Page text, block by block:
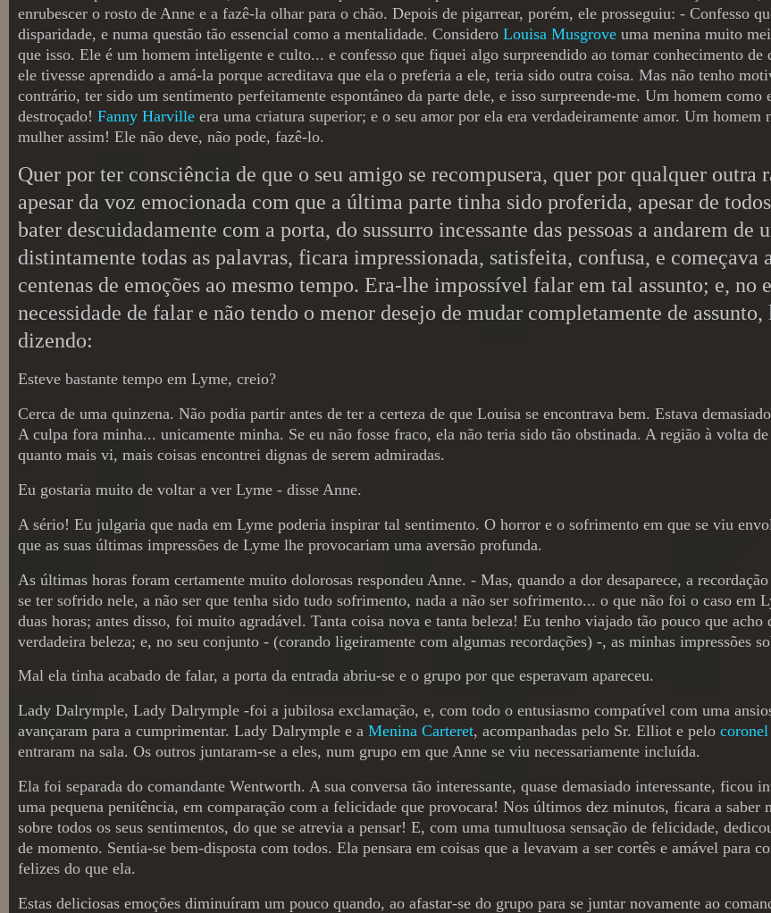
enrubescer o rosto de Anne e a fazê-la olhar para o chão. Depois de pigarrear, porém, ele prosseguiu: - Confesso
disparidade, e numa questão tão essencial como a mentalidade. Considero Louisa Musgrove uma menina muito
que isso. Ele é um homem inteligente e culto... e confesso que fiquei algo surpreendido ao tomar conhecimento de
ele tivesse aprendido a amá-la porque acreditava que ela o preferia a ele, teria sido outra coisa. Mas não tenho
contrário, ter sido um sentimento perfeitamente espontâneo da parte dele, e isso surpreende-me. Um homem
destroçado! Fanny Harville era uma criatura superior; e o seu amor por ela era verdadeiramente amor. Um
mulher assim! Ele não deve, não pode, fazê-lo.
Quer por ter consciência de que o seu amigo se recompusera, quer por qualquer outra
apesar da voz emocionada com que a última parte tinha sido proferida, apesar de
bater descuidadamente com a porta, do sussurro incessante das pessoas a andarem
distintamente todas as palavras, ficara impressionada, satisfeita, confusa, e começava
centenas de emoções ao mesmo tempo. Era-lhe impossível falar em tal assunto; e, no
necessidade de falar e não tendo o menor desejo de mudar completamente de
dizendo:
Esteve bastante tempo em Lyme, creio?
Cerca de uma quinzena. Não podia partir antes de ter a certeza de que Louisa se encontrava bem. Estava
A culpa fora minha... unicamente minha. Se eu não fosse fraco, ela não teria sido tão obstinada. A região à volta
quanto mais vi, mais coisas encontrei dignas de serem admiradas.
Eu gostaria muito de voltar a ver Lyme - disse Anne.
A sério! Eu julgaria que nada em Lyme poderia inspirar tal sentimento. O horror e o sofrimento em que se viu
que as suas últimas impressões de Lyme lhe provocariam uma aversão profunda.
As últimas horas foram certamente muito dolorosas respondeu Anne. - Mas, quando a dor desaparece, a
se ter sofrido nele, a não ser que tenha sido tudo sofrimento, nada a não ser sofrimento... o que não foi o caso em
duas horas; antes disso, foi muito agradável. Tanta coisa nova e tanta beleza! Eu tenho viajado tão pouco que
verdadeira beleza; e, no seu conjunto - (corando ligeiramente com algumas recordações) -, as minhas impressões
Mal ela tinha acabado de falar, a porta da entrada abriu-se e o grupo por que esperavam apareceu.
Lady Dalrymple, Lady Dalrymple -foi a jubilosa exclamação, e, com todo o entusiasmo compatível com uma
avançaram para a cumprimentar. Lady Dalrymple e a Menina Carteret, acompanhadas pelo Sr. Elliot e pelo
entraram na sala. Os outros juntaram-se a eles, num grupo em que Anne se viu necessariamente incluída.
Ela foi separada do comandante Wentworth. A sua conversa tão interessante, quase demasiado interessante, ficou
uma pequena penitência, em comparação com a felicidade que provocara! Nos últimos dez minutos, ficara a saber
sobre todos os seus sentimentos, do que se atrevia a pensar! E, com uma tumultuosa sensação de felicidade,
de momento. Sentia-se bem-disposta com todos. Ela pensara em coisas que a levavam a ser cortês e amável para
felizes do que ela.
Estas deliciosas emoções diminuíram um pouco quando, ao afastar-se do grupo para se juntar novamente ao